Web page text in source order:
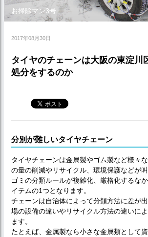
お掃除マン3号
2017年08月30日
タイヤのチェーンは大阪の東淀川
処分をするのか
分別が難しいタイヤチェーン
タイヤチェーンは金属製やゴム製など様々
の量の削減やリサイクル、環境保護などが
ゴミの分類ルールが複雑化、厳格化するな
イテムの1つとなります。
チェーンは自治体によって分類方法に差が
場の設備の違いやリサイクル方法の違いに
ます。
たとえば、金属製なら小さな金属類として